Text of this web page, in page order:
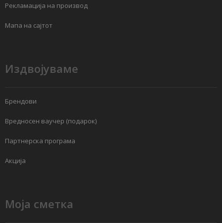
Рекламација на производ
Мапа на сајтот
Издвојуваме
Брендови
Вредносен ваучер (подарок)
Партнерска програма
Акција
Моја сметка